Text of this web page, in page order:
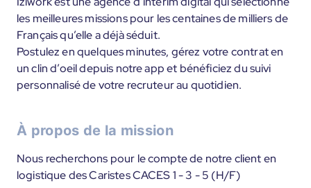
les meilleures missions pour les centaines de milliers de
Français qu’elle a déjà séduit.
Postulez en quelques minutes, gérez votre contrat en
un clin d’oeil depuis notre app et bénéficiez du suivi
personnalisé de votre recruteur au quotidien.
À propos de la mission
Nous recherchons pour le compte de notre client en
logistique des Caristes CACES 1 - 3 - 5 (H/F)